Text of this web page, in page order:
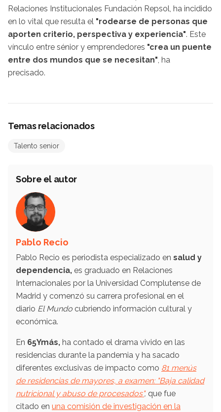
Relaciones Institucionales Fundación Repsol, ha incidido
en lo vital que resulta el "rodearse de personas que
aporten criterio, perspectiva y experiencia". Este
vínculo entre sénior y emprendedores "crea un puente
entre dos mundos que se necesitan", ha
precisado.
Temas relacionados
Talento senior
Sobre el autor
Pablo Recio
Pablo Recio es periodista especializado en salud y
dependencia, es graduado en Relaciones
Internacionales por la Universidad Complutense de
Madrid y comenzó su carrera profesional en el
diario El Mundo cubriendo información cultural y
económica.
En 65Ymás, ha contado el drama vivido en las
residencias durante la pandemia y ha sacado
diferentes exclusivas de impacto como 81 menús
de residencias de mayores, a examen: "Baja calidad
nutricional y abuso de procesados", que fue
citado en una comisión de investigación en la